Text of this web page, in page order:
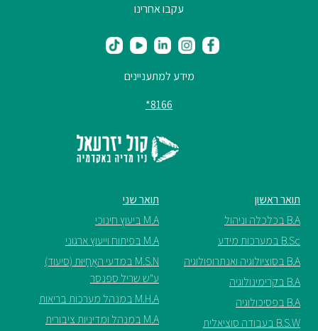
עקבו אחרינו
מידע למתעניינים
8166*
תואר ראשון
B.A בכלכלה וניהול
B.Sc במערכות מידע
B.A בסוציולוגיה ואנתרופולוגיה
B.A בקרימינולוגיה
B.A בפסיכולוגיה
B.S.W בעבודה סוציאלית
תואר שני
M.A ביעוץ חינוכי
M.A בפיתוח וייעוץ ארגוני
M.S.N במדעי האֲחָיוּת (סיעוד)
ע"ש שריל ספנסר
M.H.A במנהל מערכות בריאות
M.A במנהל ומדיניות ציבורית